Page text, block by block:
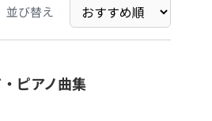
並び替え
ピアノ曲集